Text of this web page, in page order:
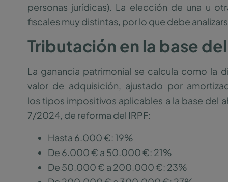
personas jurídicas). La elección de una u
fiscales muy distintas, por lo que debe
Tributación en la base
La ganancia patrimonial se calcula como la
valor de adquisición, ajustado por
los tipos impositivos aplicables a la base del
7/2024, de reforma del IRPF:
Hasta 6.000 €: 19%
De 6.000 € a 50.000 €: 21%
De 50.000 € a 200.000 €: 23%